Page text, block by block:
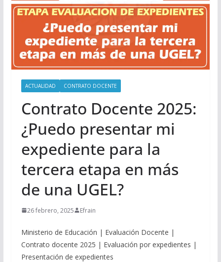
ACTUALIDAD CONTRATO DOCENTE
Contrato Docente 2025:
¿Puedo presentar mi
expediente para la
tercera etapa en más
de una UGEL?
26 febrero, 2025 Efrain
Ministerio de Educación | Evaluación Docente |
Contrato docente 2025 | Evaluación por expedientes |
Presentación de expedientes